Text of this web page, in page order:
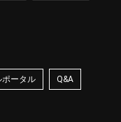
ポータル Q&A